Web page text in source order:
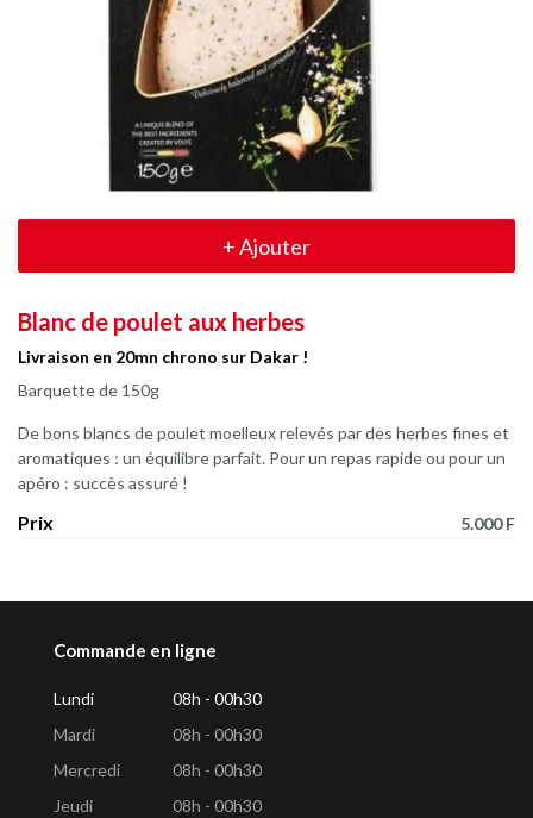
+Ajouter
Blanc de poulet aux herbes
Livraison en 20mn chrono sur Dakar !
Barquette de 150g
De bons blancs de poulet moelleux relevés par des herbes fines et
aromatiques : un équilibre parfait. Pour un repas rapide ou pour un
apéro : succès assuré !
Prix 5.000 F
Commande en ligne
Lundi
08h - 00h30
Mardi
08h - 00h30
Mercredi
08h - 00h30
Jeudi
08h - 00h30